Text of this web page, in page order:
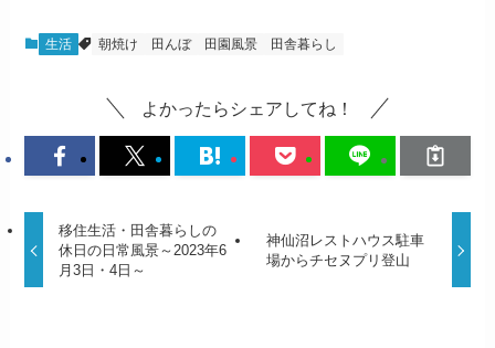
生活 朝焼け 田んぼ 田園風景 田舎暮らし
よかったらシェアしてね！
移住生活・田舎暮らしの
休日の日常風景～2023年6
月3日・4日～
神仙沼レストハウス駐車
場からチセヌプリ登山